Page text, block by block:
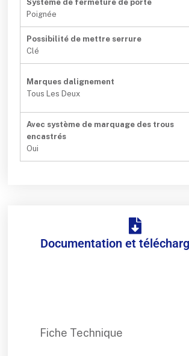
Système de fermeture de porte
Poignée
Possibilité de mettre serrure
Clé
Marques dalignement
Tous Les Deux
Avec système de marquage des trous
encastrés
Oui
Documentation et
Fiche Technique